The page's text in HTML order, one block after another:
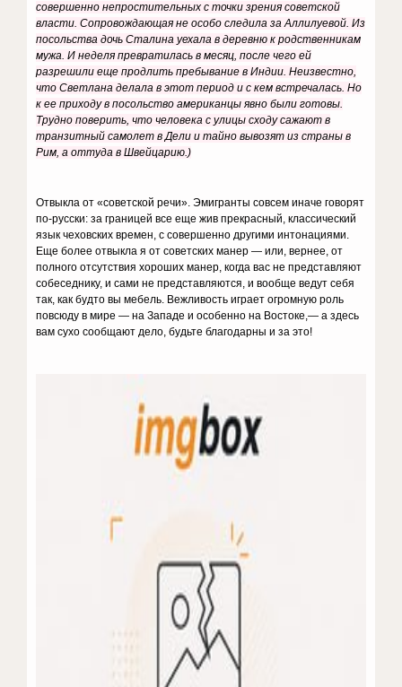
совершенно непростительных с точки зрения советской
власти. Сопровождающая не особо следила за Аллилуевой. Из
посольства дочь Сталина уехала в деревню к родственникам
мужа. И неделя превратилась в месяц, после чего ей
разрешили еще продлить пребывание в Индии. Неизвестно,
что Светлана делала в этот период и с кем встречалась. Но
к ее приходу в посольство американцы явно были готовы.
Трудно поверить, что человека с улицы сходу сажают в
транзитный самолет в Дели и тайно вывозят из страны в
Рим, а оттуда в Швейцарию.)
Отвыкла от «советской речи». Эмигранты совсем иначе говорят
по-русски: за границей все еще жив прекрасный, классический
язык чеховских времен, с совершенно другими интонациями.
Еще более отвыкла я от советских манер — или, вернее, от
полного отсутствия хороших манер, когда вас не представляют
собеседнику, и сами не представляются, и вообще ведут себя
так, как будто вы мебель. Вежливость играет огромную роль
повсюду в мире — на Западе и особенно на Востоке,— а здесь
вам сухо сообщают дело, будьте благодарны и за это!